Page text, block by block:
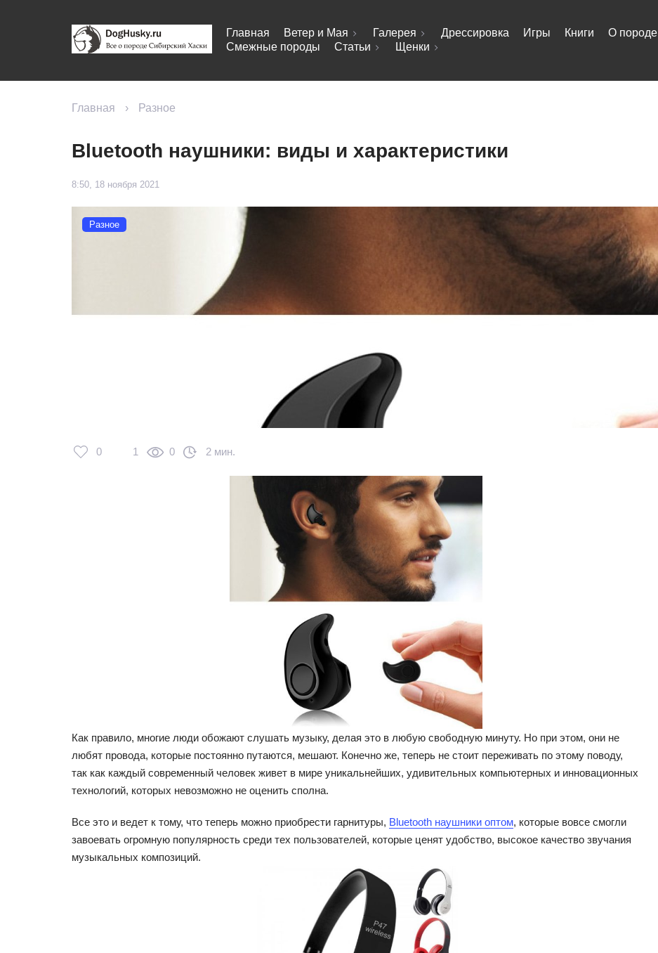
Главная Ветер и Мая Галерея Дрессировка Игры Книги О породе
Смежные породы
Статьи Щенки
Главная › Разное
Bluetooth наушники: виды и характеристики
8:50, 18 ноября 2021
Разное
0 1 0 2 мин.
Как правило, многие люди обожают слушать музыку, делая это в любую свободную минуту. Но при этом, они не
любят провода, которые постоянно путаются, мешают. Конечно же, теперь не стоит переживать по этому поводу,
так как каждый современный человек живет в мире уникальнейших, удивительных компьютерных и инновационных
технологий, которых невозможно не оценить сполна.
Все это и ведет к тому, что теперь можно приобрести гарнитуры, Bluetooth наушники оптом, которые вовсе смогли
завоевать огромную популярность среди тех пользователей, которые ценят удобство, высокое качество звучания
музыкальных композиций.